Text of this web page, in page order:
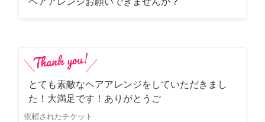
とても素敵なヘアアレンジをしていただきまし
た！大満足です！ありがとうご
依頼されたチケット